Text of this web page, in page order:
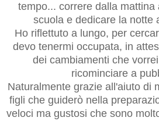
tempo... correre dalla mattina
scuola e dedicare la notte
Ho riflettuto a lungo, per
devo tenermi occupata, in
dei cambiamenti che
ricominciare a
Naturalmente grazie all'aiuto di
figli che guiderò nella
veloci ma gustosi che sono